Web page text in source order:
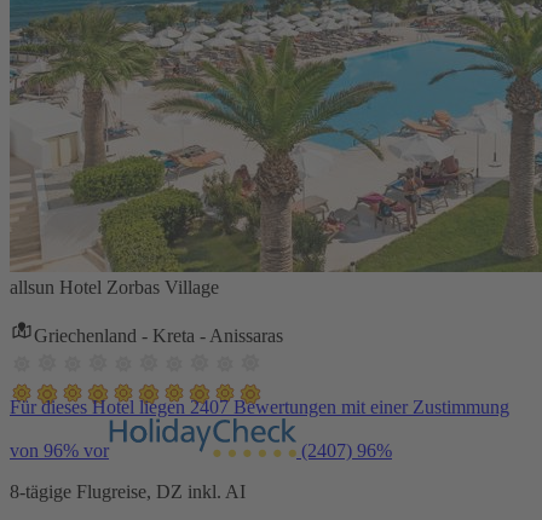
allsun Hotel Zorbas Village
Griechenland - Kreta - Anissaras
Für dieses Hotel liegen 2407 Bewertungen mit einer Zustimmung
von 96% vor (2407) 96%
8-tägige Flugreise, DZ inkl. AI